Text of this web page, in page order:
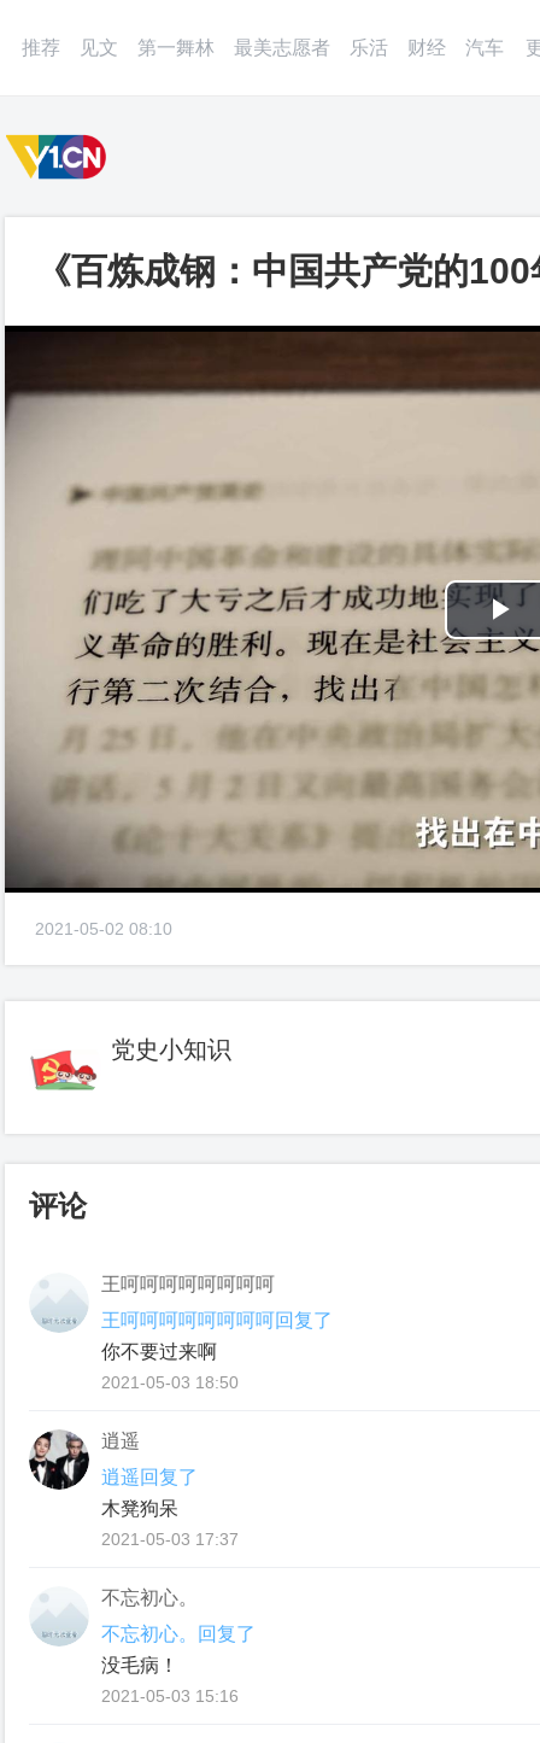
推荐 见文 第一舞林 最美志愿者 乐活 财经 汽车
《百炼成钢：中国共产党的
路_第一视频
2021-05-02 08:10
党史小知识
评论
王呵呵呵呵呵呵呵呵
王呵呵呵呵呵呵呵呵回复了
你不要过来啊
2021-05-03 18:50
逍遥
逍遥回复了
木凳狗呆
2021-05-03 17:37
不忘初心。
不忘初心。回复了
没毛病！
2021-05-03 15:16